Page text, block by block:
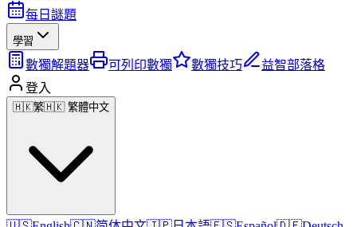
每日謎題
學習
數獨解題器 可列印數獨 數獨技巧
益智部落格
登入
🇭🇰繁🇭🇰 繁體中文